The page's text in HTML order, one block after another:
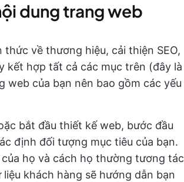
dung trang web
về thương hiệu, cải thiện SEO,
kết hợp tất cả các mục trên (đây là
web của bạn nên bao gồm các yếu
bắt đầu thiết kế web, bước đầu
định đối tượng mục tiêu của bạn.
họ và cách họ thường tương tác
khách hàng sẽ hướng dẫn bạn